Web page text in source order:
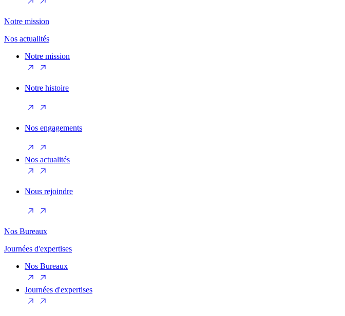
Notre mission
Nos actualités
Notre mission
Notre histoire
Nos engagements
Nos actualités
Nous rejoindre
Nos Bureaux
Journées d'expertises
Nos Bureaux
Journées d'expertises